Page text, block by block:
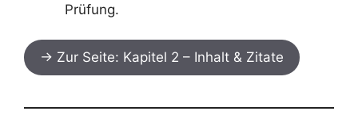
Prüfung.
→ Zur Seite: Kapitel 2 – Inhalt & Zitate